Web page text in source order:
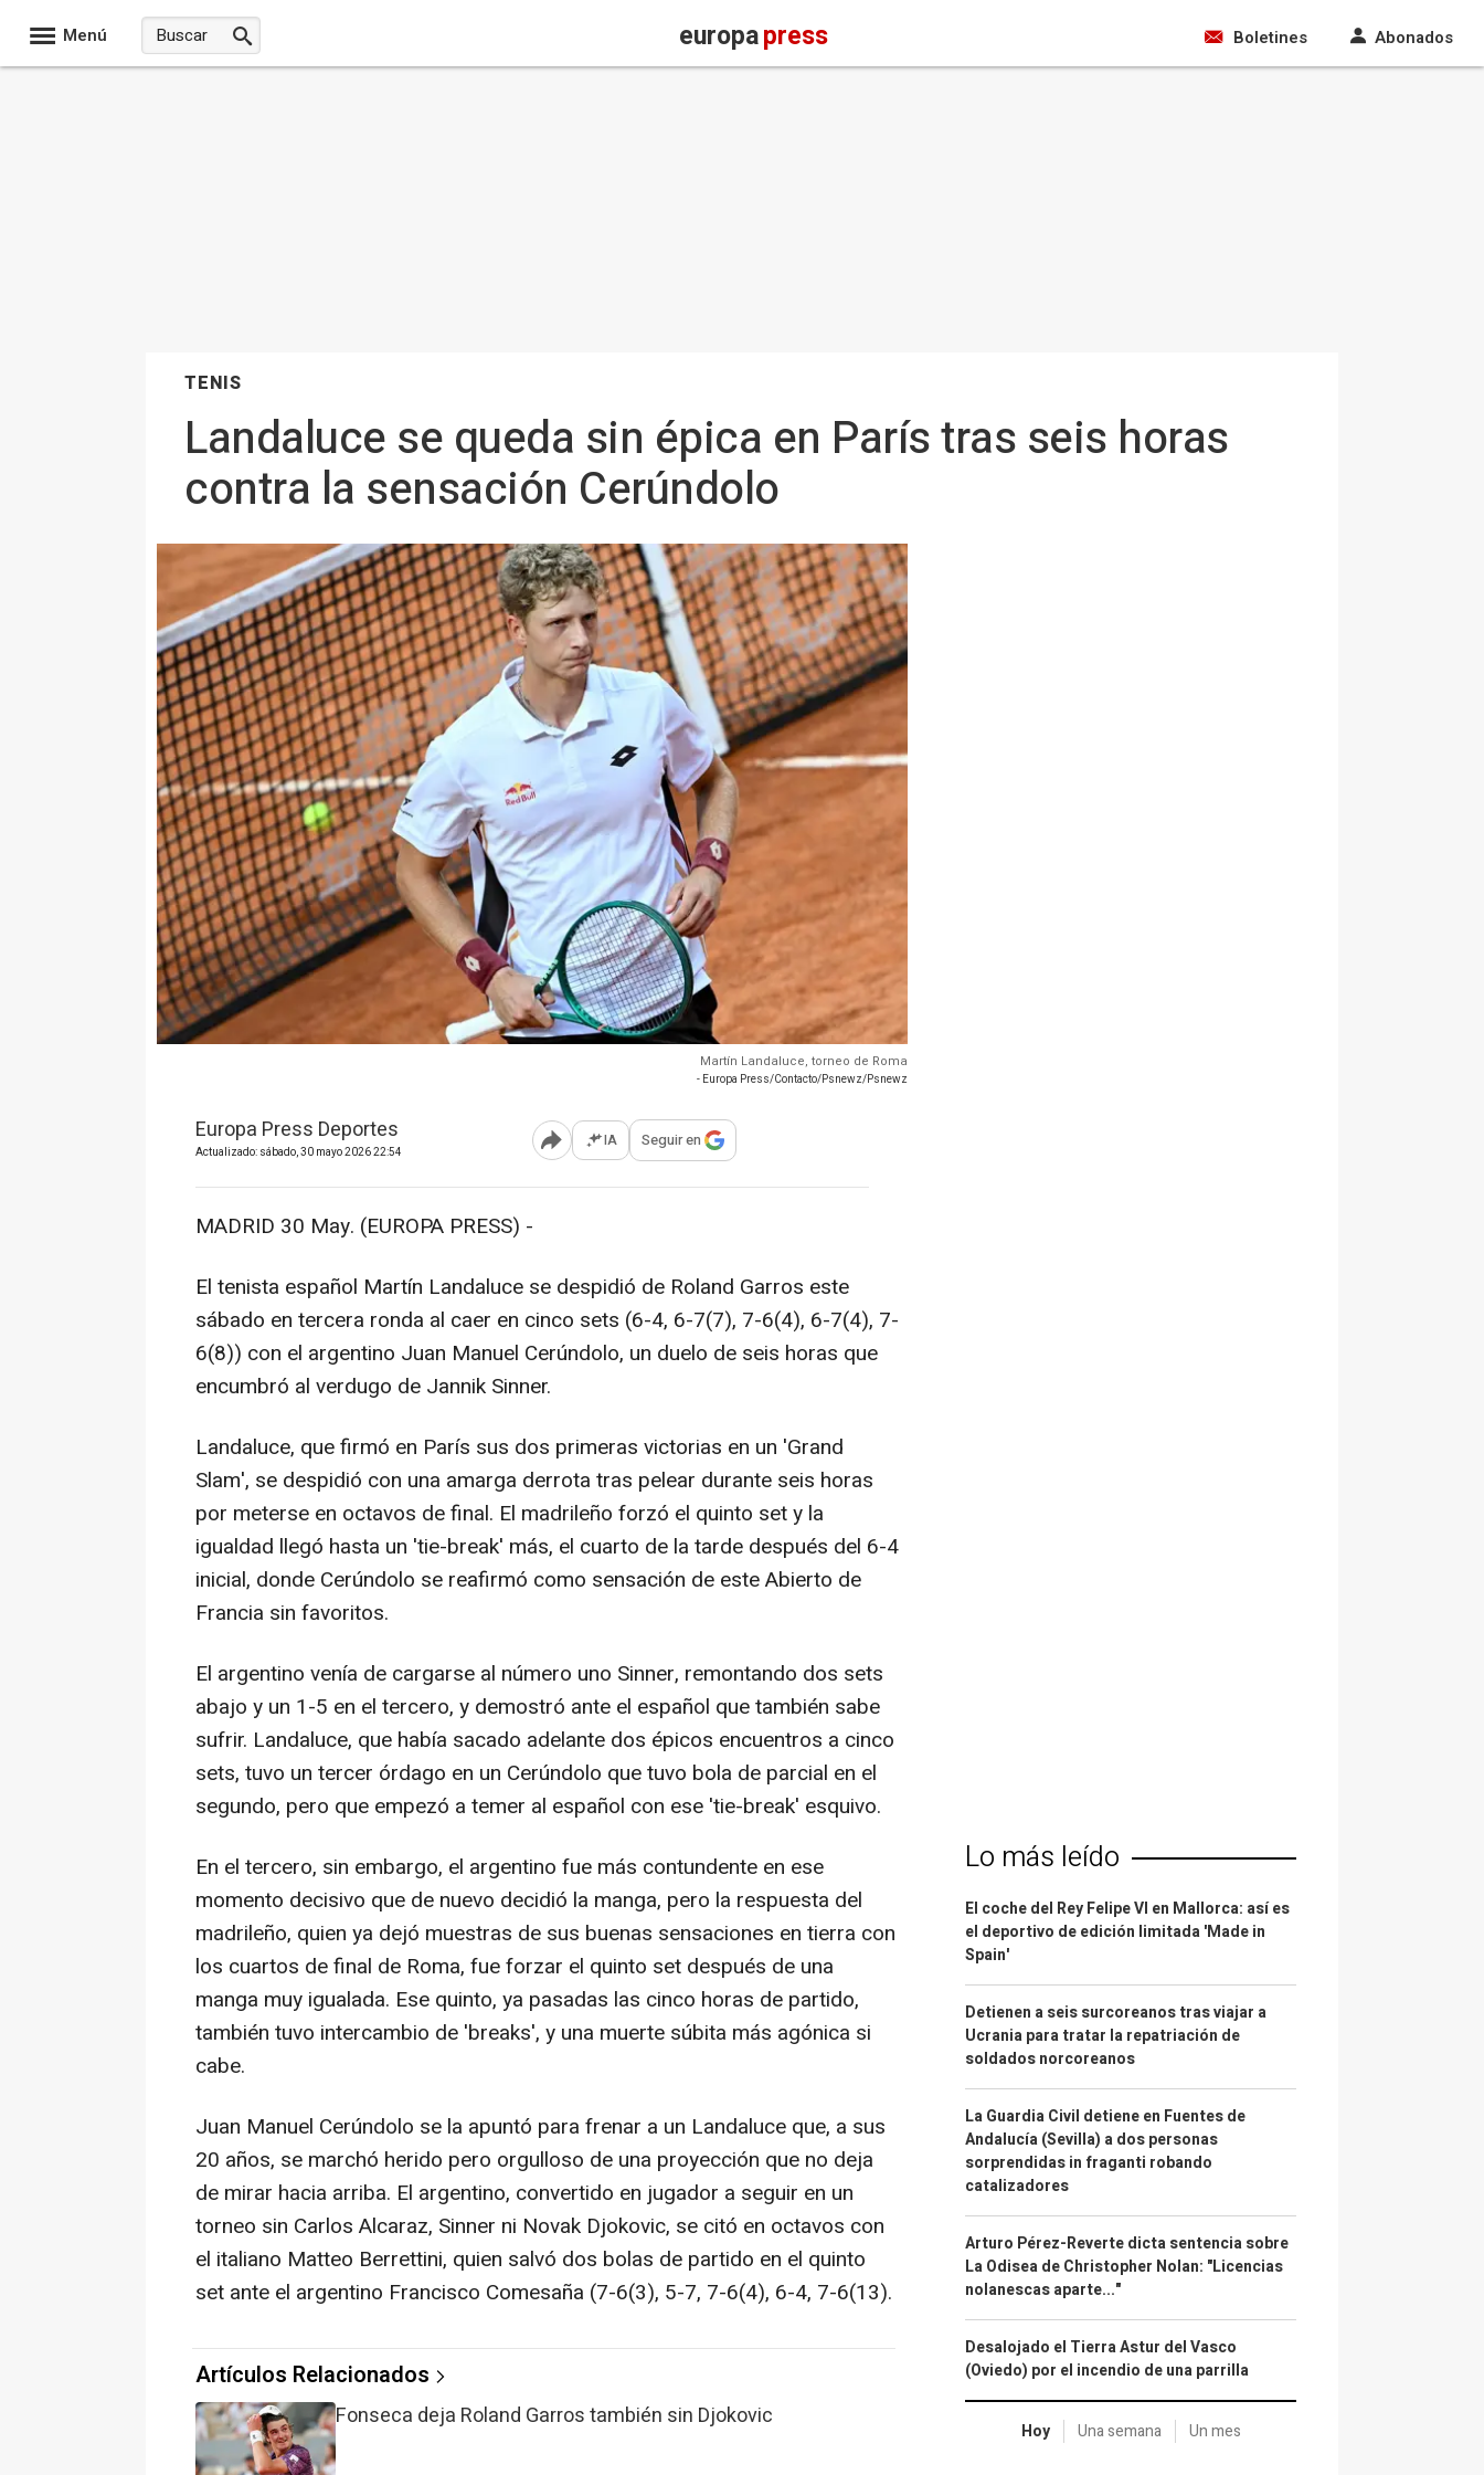
Menú europapress Boletines Abonados
TENIS
Landaluce se queda sin épica en París tras seis horas
contra la sensación Cerúndolo
Martín Landaluce, torneo de Roma
- Europa Press/Contacto/Psnewz/Psnewz
Europa Press Deportes
Actualizado: sábado, 30 mayo 2026 22:54 Abrir opciones para compartir
IA Seguir en
MADRID 30 May. (EUROPA PRESS) -
El tenista español Martín Landaluce se despidió de Roland Garros este
sábado en tercera ronda al caer en cinco sets (6-4, 6-7(7), 7-6(4), 6-7(4), 7-
6(8)) con el argentino Juan Manuel Cerúndolo, un duelo de seis horas que
encumbró al verdugo de Jannik Sinner.
Landaluce, que firmó en París sus dos primeras victorias en un 'Grand
Slam', se despidió con una amarga derrota tras pelear durante seis horas
por meterse en octavos de final. El madrileño forzó el quinto set y la
igualdad llegó hasta un 'tie-break' más, el cuarto de la tarde después del 6-4
inicial, donde Cerúndolo se reafirmó como sensación de este Abierto de
Francia sin favoritos.
El argentino venía de cargarse al número uno Sinner, remontando dos sets
abajo y un 1-5 en el tercero, y demostró ante el español que también sabe
sufrir. Landaluce, que había sacado adelante dos épicos encuentros a cinco
sets, tuvo un tercer órdago en un Cerúndolo que tuvo bola de parcial en el
segundo, pero que empezó a temer al español con ese 'tie-break' esquivo.
En el tercero, sin embargo, el argentino fue más contundente en ese
momento decisivo que de nuevo decidió la manga, pero la respuesta del
madrileño, quien ya dejó muestras de sus buenas sensaciones en tierra con
los cuartos de final de Roma, fue forzar el quinto set después de una
manga muy igualada. Ese quinto, ya pasadas las cinco horas de partido,
también tuvo intercambio de 'breaks', y una muerte súbita más agónica si
cabe.
Juan Manuel Cerúndolo se la apuntó para frenar a un Landaluce que, a sus
20 años, se marchó herido pero orgulloso de una proyección que no deja
de mirar hacia arriba. El argentino, convertido en jugador a seguir en un
torneo sin Carlos Alcaraz, Sinner ni Novak Djokovic, se citó en octavos con
el italiano Matteo Berrettini, quien salvó dos bolas de partido en el quinto
set ante el argentino Francisco Comesaña (7-6(3), 5-7, 7-6(4), 6-4, 7-6(13).
Artículos Relacionados
Fonseca deja Roland Garros también sin Djokovic
Lo más leído
El coche del Rey Felipe VI en Mallorca: así es
el deportivo de edición limitada 'Made in
Spain'
Detienen a seis surcoreanos tras viajar a
Ucrania para tratar la repatriación de
soldados norcoreanos
La Guardia Civil detiene en Fuentes de
Andalucía (Sevilla) a dos personas
sorprendidas in fraganti robando
catalizadores
Arturo Pérez-Reverte dicta sentencia sobre
La Odisea de Christopher Nolan: "Licencias
nolanescas aparte..."
Desalojado el Tierra Astur del Vasco
(Oviedo) por el incendio de una parrilla
Hoy Una semana Un mes